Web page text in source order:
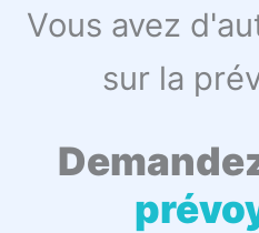
Vous avez
sur la